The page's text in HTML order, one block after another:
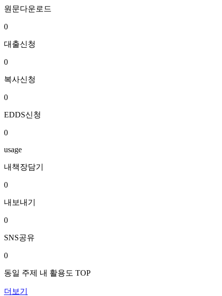
원문다운로드
0
대출신청
0
복사신청
0
EDDS신청
0
usage
내책장담기
0
내보내기
0
SNS공유
0
동일 주제 내 활용도 TOP
더보기